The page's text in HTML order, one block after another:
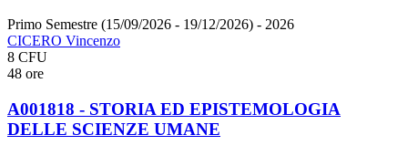
Primo Semestre (15/09/2026 - 19/12/2026) - 2026
CICERO Vincenzo
8 CFU
48 ore
A001818 - STORIA ED EPISTEMOLOGIA
DELLE SCIENZE UMANE